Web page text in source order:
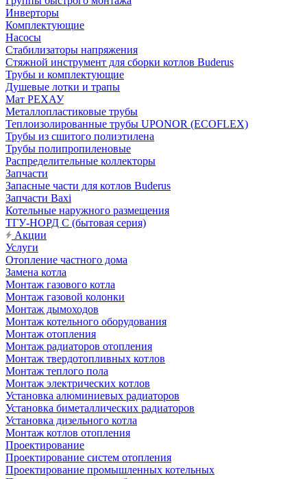
Инверторы
Комплектующие
Насосы
Стабилизаторы напряжения
Стяжной инструмент для сборки котлов Buderus
Трубы и комплектующие
Душевые лотки и трапы
Мат РЕХАУ
Металлопластиковые трубы
Теплоизолированные трубы UPONOR (ECOFLEX)
Трубы из сшитого полиэтилена
Трубы полипропиленовые
Распределительные коллекторы
Запчасти
Запасные части для котлов Buderus
Запчасти Baxi
Котельные наружного размещения
ТГУ-НОРД С (бытовая серия)
Акции
Услуги
Отопление частного дома
Замена котла
Монтаж газового котла
Монтаж газовой колонки
Монтаж дымоходов
Монтаж котельного оборудования
Монтаж отопления
Монтаж радиаторов отопления
Монтаж твердотопливных котлов
Монтаж теплого пола
Монтаж электрических котлов
Установка алюминиевых радиаторов
Установка биметаллических радиаторов
Установка дизельного котла
Монтаж котлов отопления
Проектирование
Проектирование систем отопления
Проектирование промышленных котельных